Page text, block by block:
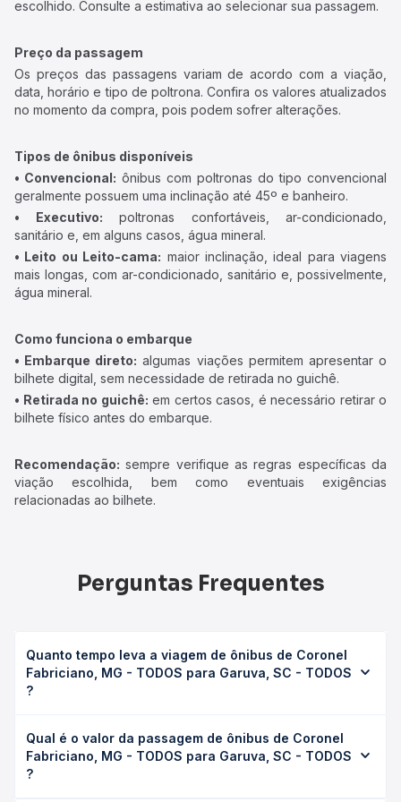
escolhido. Consulte a estimativa ao selecionar sua passagem.
Preço da passagem
Os preços das passagens variam de acordo com a viação,
data, horário e tipo de poltrona. Confira os valores atualizados
no momento da compra, pois podem sofrer alterações.
Tipos de ônibus disponíveis
• Convencional: ônibus com poltronas do tipo convencional
geralmente possuem uma inclinação até 45º e banheiro.
• Executivo: poltronas confortáveis, ar-condicionado,
sanitário e, em alguns casos, água mineral.
• Leito ou Leito-cama: maior inclinação, ideal para viagens
mais longas, com ar-condicionado, sanitário e, possivelmente,
água mineral.
Como funciona o embarque
• Embarque direto: algumas viações permitem apresentar o
bilhete digital, sem necessidade de retirada no guichê.
• Retirada no guichê: em certos casos, é necessário retirar o
bilhete físico antes do embarque.
Recomendação: sempre verifique as regras específicas da
viação escolhida, bem como eventuais exigências
relacionadas ao bilhete.
Perguntas Frequentes
Quanto tempo leva a viagem de ônibus de Coronel
Fabriciano, MG - TODOS para Garuva, SC - TODOS
?
para Garuva, SC - TODOS leva em média 33h 58min,
podendo variar conforme a viação, o tipo de serviço
(convencional, executivo ou leito) e as condições de
Qual é o valor da passagem de ônibus de Coronel
Fabriciano, MG - TODOS para Garuva, SC - TODOS
?